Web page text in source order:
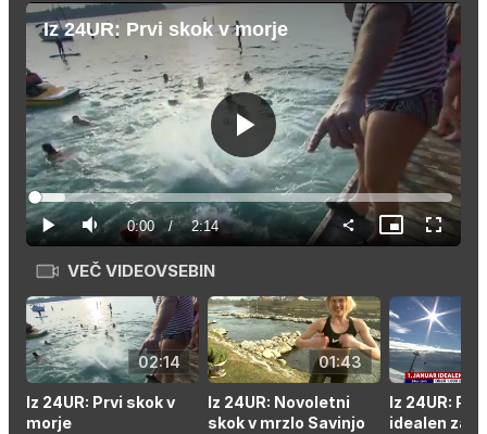
Iz 24UR: Prvi skok v morje
Predvajaj
Predvajaj
Tiho Current
Time
0:00 / Duration
2:14
Loaded:
7.38%
Slika
v
način
VEČ VIDEOVSEBIN
02:14
Iz 24UR: Prvi skok v
morje
01:43
Iz 24UR: Novoletni
skok v mrzlo Savinjo
Iz 24UR:
idealen za